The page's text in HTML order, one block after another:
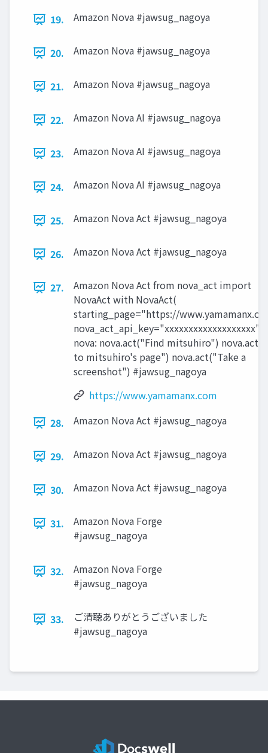
19. Amazon Nova #jawsug_nagoya
20. Amazon Nova #jawsug_nagoya
21. Amazon Nova #jawsug_nagoya
22. Amazon Nova AI #jawsug_nagoya
23. Amazon Nova AI #jawsug_nagoya
24. Amazon Nova AI #jawsug_nagoya
25. Amazon Nova Act #jawsug_nagoya
26. Amazon Nova Act #jawsug_nagoya
27.
Amazon Nova Act from nova_act import
NovaAct with NovaAct(
starting_page="https://
nova_act_api_key="xxxxxxxxxxxxxxxxxxx" )
nova: nova.act("Find mitsuhiro")
to mitsuhiro's page") nova.act("Take a
screenshot") #jawsug_nagoya
https://www.yamamanx.com
28.
Amazon Nova Act #jawsug_nagoya
29. Amazon Nova Act #jawsug_nagoya
30. Amazon Nova Act #jawsug_nagoya
31.
Amazon Nova Forge
#jawsug_nagoya
32.
Amazon Nova Forge
#jawsug_nagoya
33.
ご清聴ありがとうございました
#jawsug_nagoya